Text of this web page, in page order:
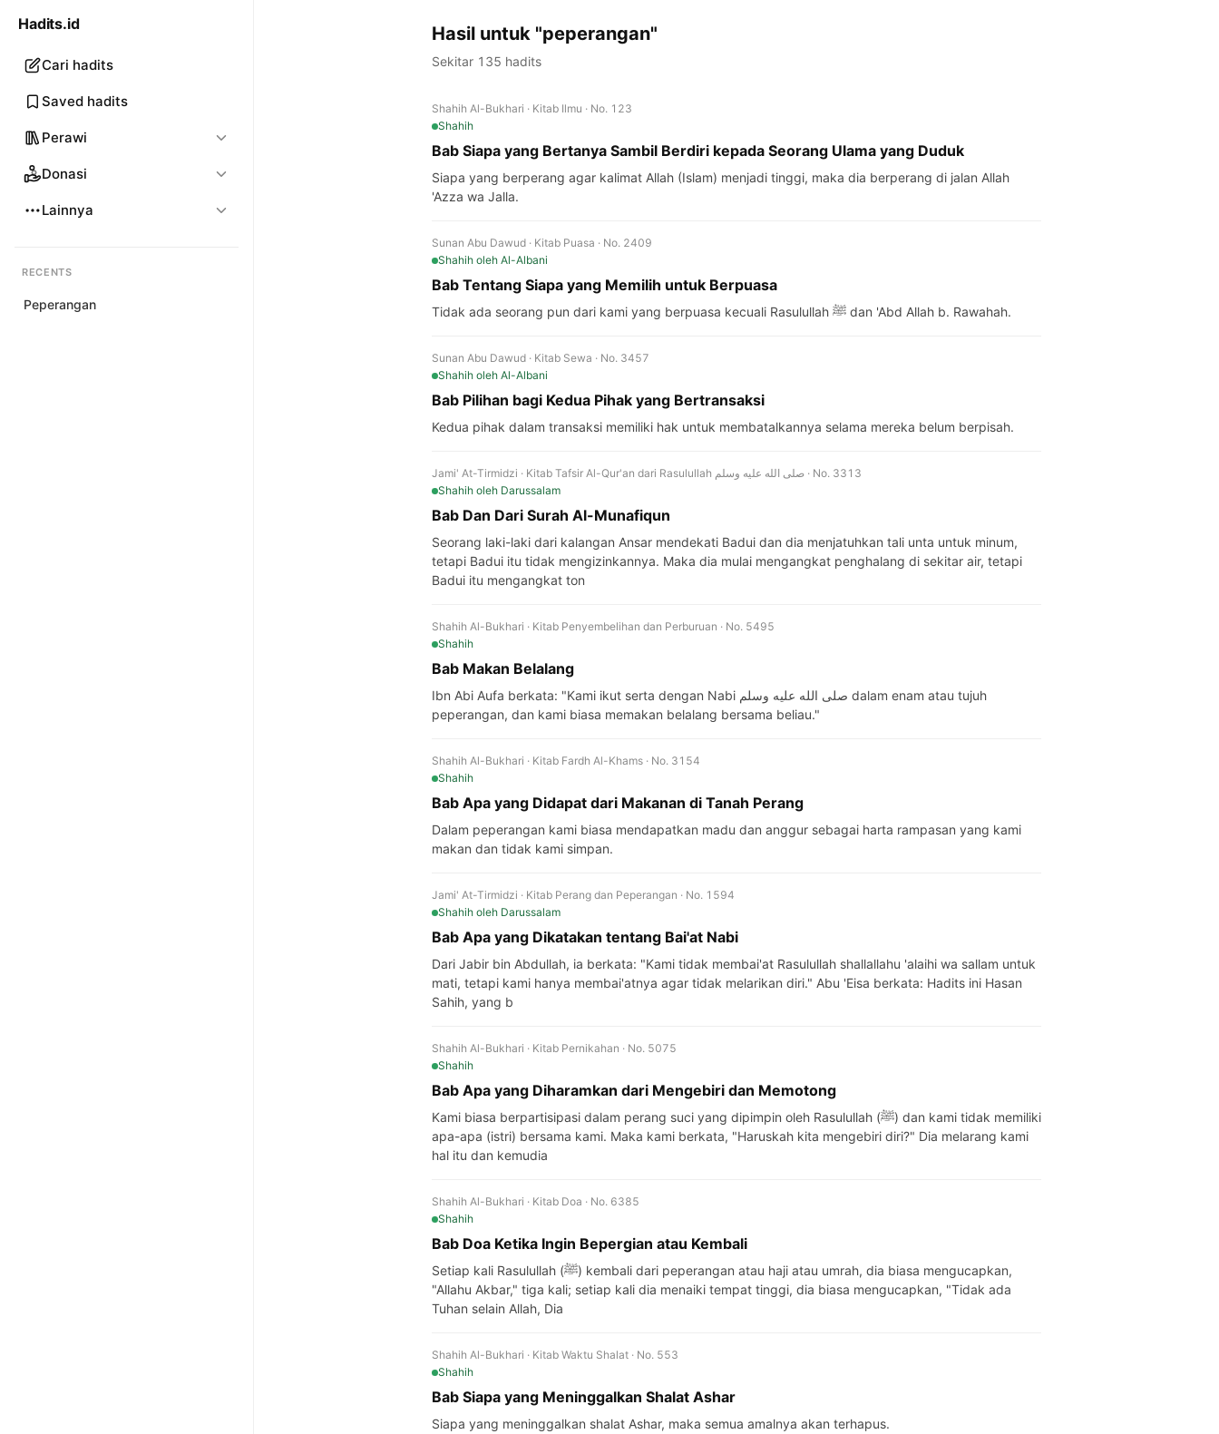
Hadits.id
Cari hadits
Saved hadits
Perawi
Donasi
Lainnya
RECENTS
Peperangan
Hasil untuk "peperangan"
Sekitar 135 hadits
Shahih Al-Bukhari · Kitab Ilmu · No. 123
Shahih
Bab Siapa yang Bertanya Sambil Berdiri kepada Seorang Ulama yang Duduk
Siapa yang berperang agar kalimat Allah (Islam) menjadi tinggi, maka dia berperang di jalan Allah
'Azza wa Jalla.
Sunan Abu Dawud · Kitab Puasa · No. 2409
Shahih oleh Al-Albani
Bab Tentang Siapa yang Memilih untuk Berpuasa
Tidak ada seorang pun dari kami yang berpuasa kecuali Rasulullah ﷺ dan 'Abd Allah b. Rawahah.
Sunan Abu Dawud · Kitab Sewa · No. 3457
Shahih oleh Al-Albani
Bab Pilihan bagi Kedua Pihak yang Bertransaksi
Kedua pihak dalam transaksi memiliki hak untuk membatalkannya selama mereka belum berpisah.
Jami' At-Tirmidzi · Kitab Tafsir Al-Qur'an dari Rasulullah صلى الله عليه وسلم · No. 3313
Shahih oleh Darussalam
Bab Dan Dari Surah Al-Munafiqun
Seorang laki-laki dari kalangan Ansar mendekati Badui dan dia menjatuhkan tali unta untuk minum,
tetapi Badui itu tidak mengizinkannya. Maka dia mulai mengangkat penghalang di sekitar air, tetapi
Badui itu mengangkat ton
Shahih Al-Bukhari · Kitab Penyembelihan dan Perburuan · No. 5495
Shahih
Bab Makan Belalang
Ibn Abi Aufa berkata: "Kami ikut serta dengan Nabi صلى الله عليه وسلم dalam enam atau tujuh
peperangan, dan kami biasa memakan belalang bersama beliau."
Shahih Al-Bukhari · Kitab Fardh Al-Khams · No. 3154
Shahih
Bab Apa yang Didapat dari Makanan di Tanah Perang
Dalam peperangan kami biasa mendapatkan madu dan anggur sebagai harta rampasan yang kami
makan dan tidak kami simpan.
Jami' At-Tirmidzi · Kitab Perang dan Peperangan · No. 1594
Shahih oleh Darussalam
Bab Apa yang Dikatakan tentang Bai'at Nabi
Dari Jabir bin Abdullah, ia berkata: "Kami tidak membai'at Rasulullah shallallahu 'alaihi wa sallam untuk
mati, tetapi kami hanya membai'atnya agar tidak melarikan diri." Abu 'Eisa berkata: Hadits ini Hasan
Sahih, yang b
Shahih Al-Bukhari · Kitab Pernikahan · No. 5075
Shahih
Bab Apa yang Diharamkan dari Mengebiri dan Memotong
Kami biasa berpartisipasi dalam perang suci yang dipimpin oleh Rasulullah (ﷺ) dan kami tidak memiliki
apa-apa (istri) bersama kami. Maka kami berkata, "Haruskah kita mengebiri diri?" Dia melarang kami
hal itu dan kemudia
Shahih Al-Bukhari · Kitab Doa · No. 6385
Shahih
Bab Doa Ketika Ingin Bepergian atau Kembali
Setiap kali Rasulullah (ﷺ) kembali dari peperangan atau haji atau umrah, dia biasa mengucapkan,
"Allahu Akbar," tiga kali; setiap kali dia menaiki tempat tinggi, dia biasa mengucapkan, "Tidak ada
Tuhan selain Allah, Dia
Shahih Al-Bukhari · Kitab Waktu Shalat · No. 553
Shahih
Bab Siapa yang Meninggalkan Shalat Ashar
Siapa yang meninggalkan shalat Ashar, maka semua amalnya akan terhapus.